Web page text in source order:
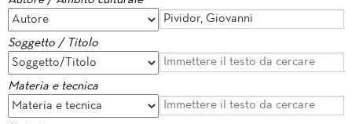
Soggetto / Titolo
Materia e tecnica